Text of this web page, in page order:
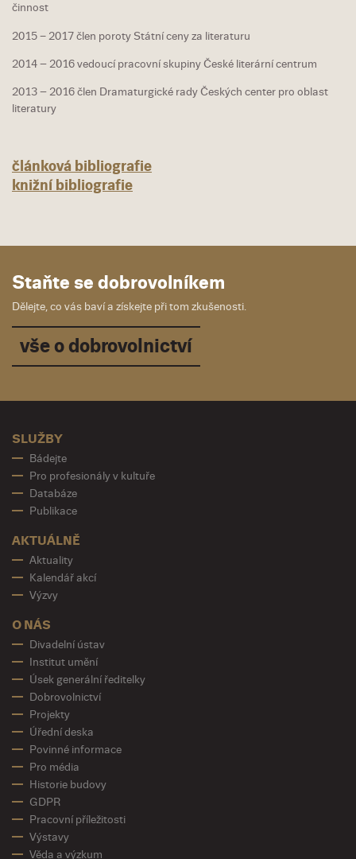
činnost
2015 − 2017 člen poroty Státní ceny za literaturu
2014 – 2016 vedoucí pracovní skupiny České literární centrum
2013 – 2016 člen Dramaturgické rady Českých center pro oblast
literatury
článková bibliografie
knižní bibliografie
Staňte se dobrovolníkem
Dělejte, co vás baví a získejte při tom zkušenosti.
vše o dobrovolnictví
SLUŽBY
Bádejte
Pro profesionály v kultuře
Databáze
Publikace
AKTUÁLNĚ
Aktuality
Kalendář akcí
Výzvy
O NÁS
Divadelní ústav
Institut umění
Úsek generální ředitelky
Dobrovolnictví
Projekty
Úřední deska
Povinné informace
Pro média
Historie budovy
GDPR
Pracovní příležitosti
Výstavy
Věda a výzkum